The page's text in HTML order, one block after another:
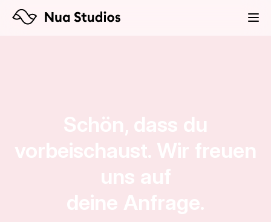
Schön, dass du
vorbeischaust. Wir freuen
uns auf
deine Anfrage.